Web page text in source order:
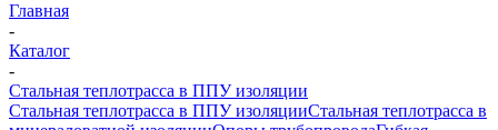
Главная
-
Каталог
-
Стальная теплотрасса в ППУ изоляции
Стальная теплотрасса в ППУ изоляцииСтальная теплотрасса в